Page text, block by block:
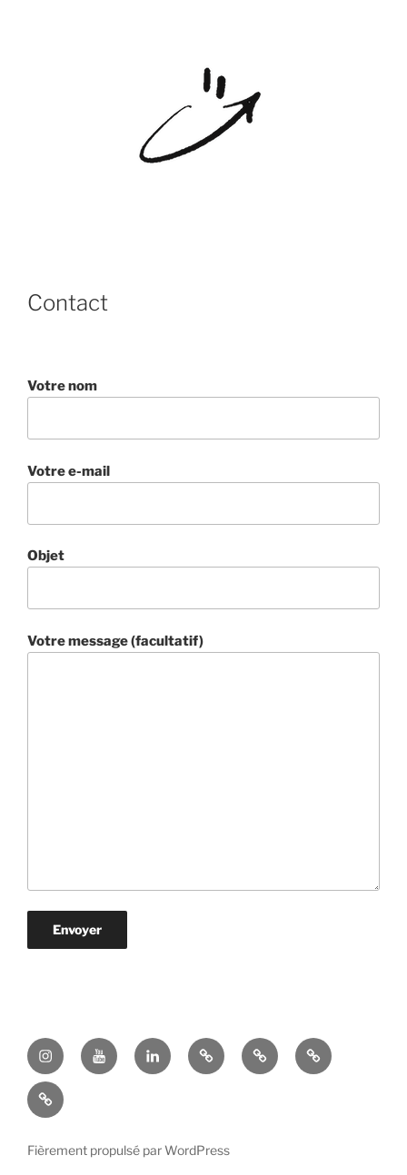
Contact
Votre nom
Votre e-mail
Objet
Votre message (facultatif)
InstagramYoutubeLinkedinBluesky MastodonBlog
Geek
Book
Illustration
Fièrement propulsé par WordPress